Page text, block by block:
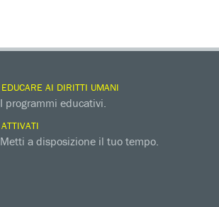
EDUCARE AI DIRITTI UMANI
I programmi educativi.
ATTIVATI
Metti a disposizione il tuo tempo.